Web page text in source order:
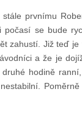
prvnímu
se bude
zahustí. Již teď
a že je
hodině
Poměrně